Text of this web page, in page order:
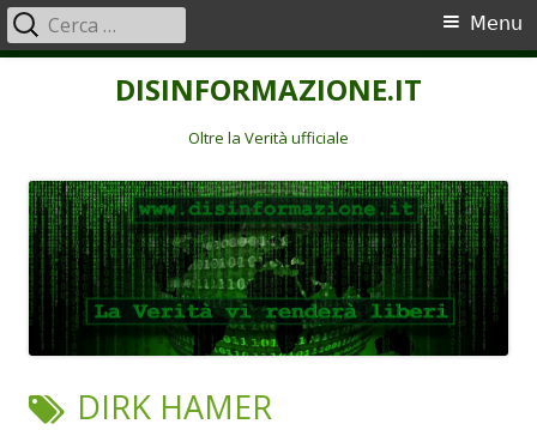
DISINFORMAZIONE.IT
Oltre la Verità ufficiale
Menu
principale
Menu
Ricerca
per:
TAG:
DIRK HAMER